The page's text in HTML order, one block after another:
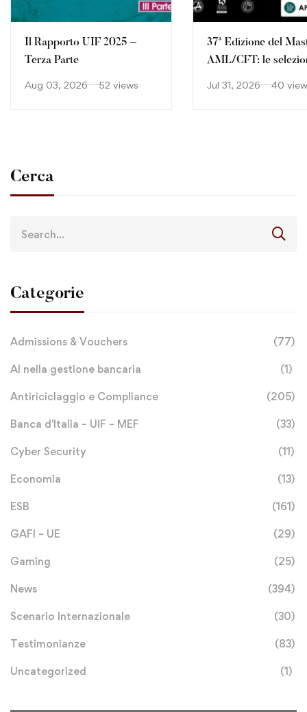
Il Rapporto UIF 2025 –
Terza Parte
Aug 03, 2026 52 views
37ª Edizione del
AML/CFT: le
Jul 31, 2026 40
Cerca
Categorie
Admissions & Vouchers (77)
AI nella gestione bancaria (1)
Antiriciclaggio e Compliance (205)
Banca d'Italia – UIF – MEF (33)
Cyber Security (11)
Economia (13)
ESB (161)
GAFI – UE (29)
Gaming (25)
News (394)
Scenario Internazionale (30)
Testimonianze (83)
Uncategorized (1)